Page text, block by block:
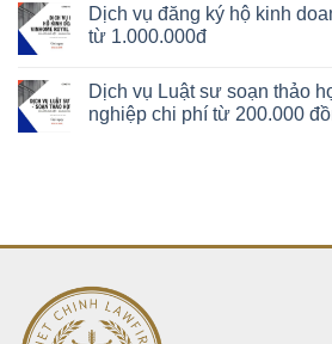
Dịch vụ đăng ký hộ kinh
từ 1.000.000đ
Dịch vụ Luật sư soạn thảo
nghiệp chi phí từ 200.000